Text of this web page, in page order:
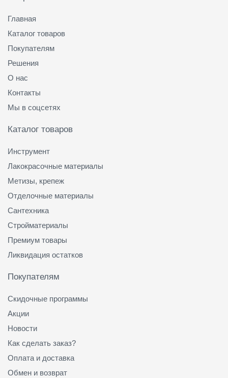
Главная
Каталог товаров
Покупателям
Решения
О нас
Контакты
Мы в соцсетях
Каталог товаров
Инструмент
Лакокрасочные материалы
Метизы, крепеж
Отделочные материалы
Сантехника
Стройматериалы
Премиум товары
Ликвидация остатков
Покупателям
Скидочные программы
Акции
Новости
Как сделать заказ?
Оплата и доставка
Обмен и возврат